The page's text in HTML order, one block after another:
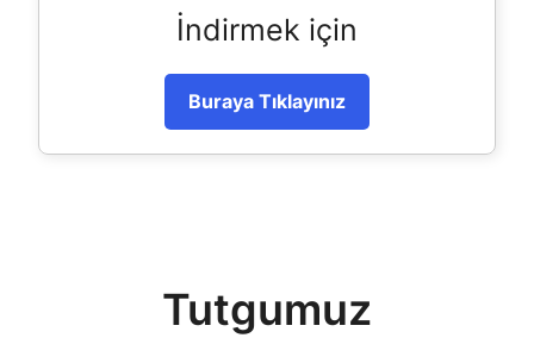
İndirmek için
Buraya Tıklayınız
Tutgumuz